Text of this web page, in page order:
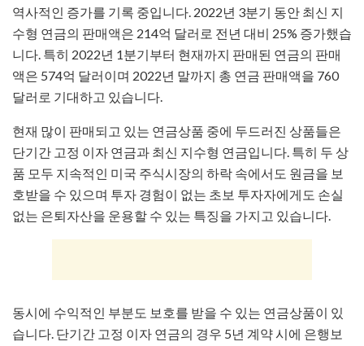
역사적인 증가를 기록 중입니다. 2022년 3분기 동안 최신 지
수형 연금의 판매액은 214억 달러로 전년 대비 25% 증가했습
니다. 특히 2022년 1분기부터 현재까지 판매된 연금의 판매
액은 574억 달러이며 2022년 말까지 총 연금 판매액을 760
달러로 기대하고 있습니다.
현재 많이 판매되고 있는 연금상품 중에 두드러진 상품들은
단기간 고정 이자 연금과 최신 지수형 연금입니다. 특히 두 상
품 모두 지속적인 미국 주식시장의 하락 속에서도 원금을 보
호받을 수 있으며 투자 경험이 없는 초보 투자자에게도 손실
없는 은퇴자산을 운용할 수 있는 특징을 가지고 있습니다.
동시에 수익적인 부분도 보호를 받을 수 있는 연금상품이 있
습니다. 단기간 고정 이자 연금의 경우 5년 계약 시에 은행보